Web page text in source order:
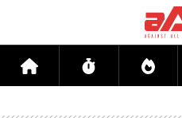
Accueil Flux